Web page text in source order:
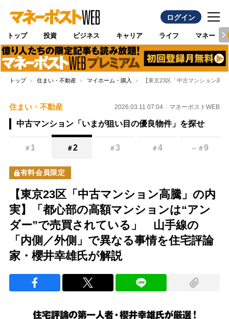
ログイン
トップ 投資 ビジネス キャリア ライフ マネー
トップ 住まい・不動産 マイホーム・購入 【東京23区「中古マンション高
住まい・不動産 2026.03.11 07:04 マネーポストWEB
中古マンション「いまが狙い目の優良物件」を探せ
＃ 1 ＃2 ＃3 ＃4 ～ ＃9
有料会員限定
【東京23区「中古マンション高騰」の内
実】「都心部の高額マンションは“アン
ダー”で売買されている」 山手線の
「内側／外側」で異なる事情を住宅評論
家・櫻井幸雄氏が解説